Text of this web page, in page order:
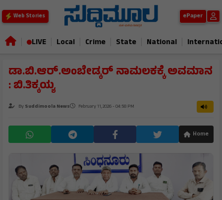
Web Stories ePaper
LIVE Local Crime State National
ಡಾ.ಬಿ.ಆರ್.ಅಂಬೇಡ್ಕರ್ ನಾಮಲಕಕ್ಕೆ ಅವಮಾನ
: ಬಿ.ತಿಕ್ಕಯ್ಯ
BySuddimoola News February 11, 2026 - 04:58 PM
Home